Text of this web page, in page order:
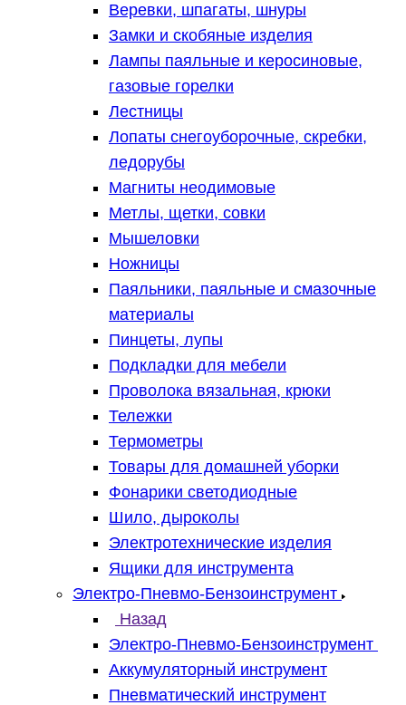
Веревки, шпагаты, шнуры
Замки и скобяные изделия
Лампы паяльные и керосиновые,
газовые горелки
Лестницы
Лопаты снегоуборочные, скребки,
ледорубы
Магниты неодимовые
Метлы, щетки, совки
Мышеловки
Ножницы
Паяльники, паяльные и смазочные
материалы
Пинцеты, лупы
Подкладки для мебели
Проволока вязальная, крюки
Тележки
Термометры
Товары для домашней уборки
Фонарики светодиодные
Шило, дыроколы
Электротехнические изделия
Ящики для инструмента
Электро-Пневмо-Бензоинструмент
Назад
Электро-Пневмо-Бензоинструмент
Аккумуляторный инструмент
Пневматический инструмент